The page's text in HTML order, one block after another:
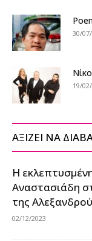
30/
19/
ΑΞΙΖΕΙ ΝΑ
Η
Αναστασιάδη
της
02/12/2023